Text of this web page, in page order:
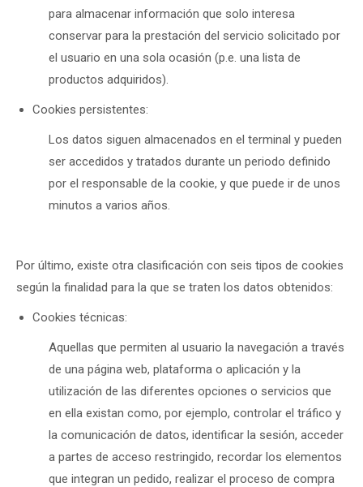
para almacenar información que solo interesa
conservar para la prestación del servicio solicitado por
el usuario en una sola ocasión (p.e. una lista de
productos adquiridos).
Cookies persistentes:
Los datos siguen almacenados en el terminal y pueden
ser accedidos y tratados durante un periodo definido
por el responsable de la cookie, y que puede ir de unos
minutos a varios años.
Por último, existe otra clasificación con seis tipos de cookies
según la finalidad para la que se traten los datos obtenidos:
Cookies técnicas:
Aquellas que permiten al usuario la navegación a través
de una página web, plataforma o aplicación y la
utilización de las diferentes opciones o servicios que
en ella existan como, por ejemplo, controlar el tráfico y
la comunicación de datos, identificar la sesión, acceder
a partes de acceso restringido, recordar los elementos
que integran un pedido, realizar el proceso de compra